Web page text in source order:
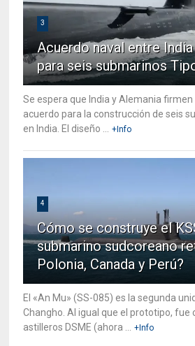
3
Acuerdo naval entre
para seis submarinos
Se espera que India y Alemania
acuerdo para la construcción de seis
en India. El diseño ...
+Info
4
Cómo se construye el
submarino sudcoreano
Polonia, Canada y Perú?
El «An Mu» (SS-085) es la segunda
Changho. Al igual que el prototipo, fue
astilleros DSME (ahora ...
+Info